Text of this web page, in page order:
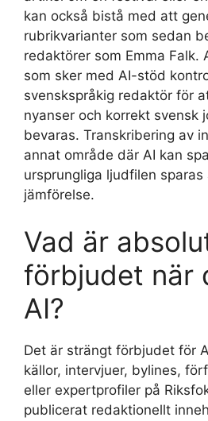
kan också bistå med att
rubrikvarianter som sedan
redaktörer som Emma Falk.
som sker med AI-stöd
svenskspråkig redaktör för
nyanser och korrekt svensk
bevaras. Transkribering av
annat område där AI kan
ursprungliga ljudfilen
jämförelse.
Vad är
förbjudet när
AI?
Det är strängt förbjudet för
källor, intervjuer, bylines,
eller expertprofiler på
publicerat redaktionellt